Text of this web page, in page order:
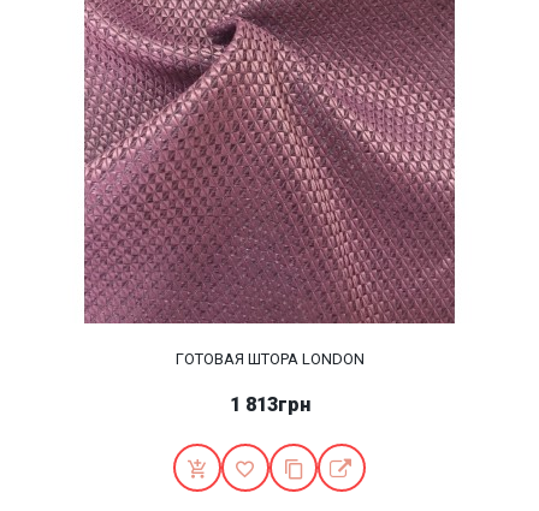
ГОТОВАЯ ШТОРА LONDON
1 813грн